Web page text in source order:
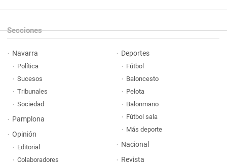
Secciones
Navarra
Política
Sucesos
Tribunales
Sociedad
Pamplona
Opinión
Editorial
Colaboradores
Deportes
Fútbol
Baloncesto
Pelota
Balonmano
Fútbol sala
Más deporte
Nacional
Revista